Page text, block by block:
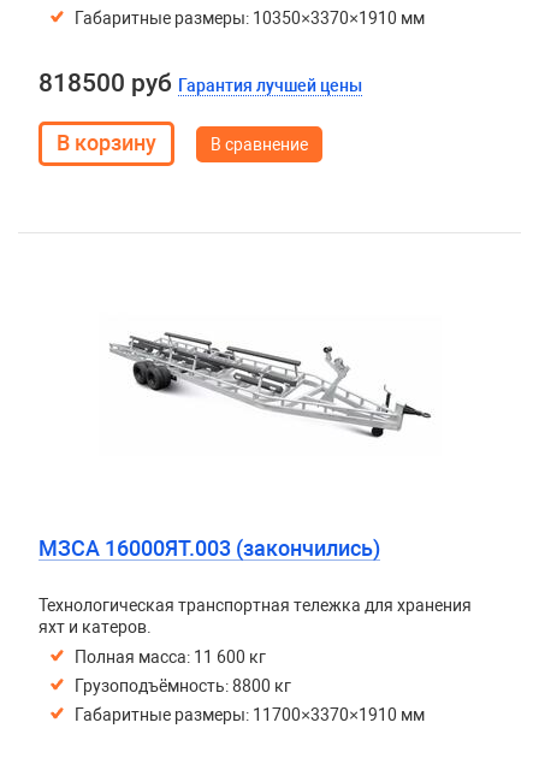
Габаритные размеры: 10350×3370×1910 мм
818500 руб Гарантия лучшей цены
В сравнение
МЗСА 16000ЯТ.003 (закончились)
Технологическая транспортная тележка для хранения
яхт и катеров.
Полная масса: 11 600 кг
Грузоподъёмность: 8800 кг
Габаритные размеры: 11700×3370×1910 мм